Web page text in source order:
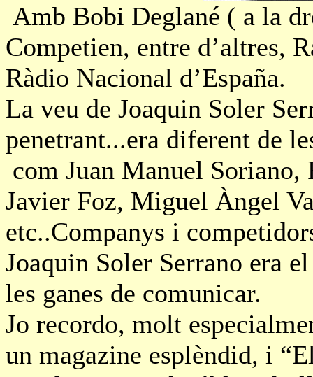
Amb Bobi Deglané ( a la
Competien, entre d’altres,
Ràdio Nacional d’España.
La veu de Joaquin Soler
penetrant...era diferent de
com Juan Manuel Soriano,
Javier Foz, Miguel Àngel
etc..Companys i
Joaquin Soler Serrano era
les ganes de comunicar.
Jo recordo, molt
un magazine esplèndid, i